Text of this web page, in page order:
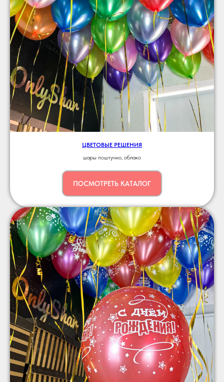
ЦВЕТОВЫЕ РЕШЕНИЯ
шары поштучно, облако
ПОСМОТРЕТЬ КАТАЛОГ